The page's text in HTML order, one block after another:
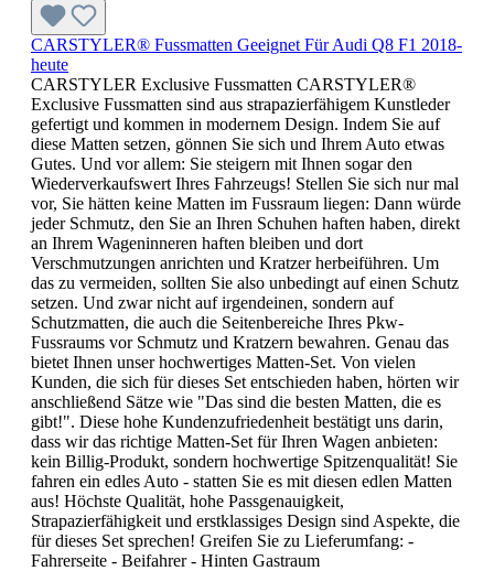
CARSTYLER® Fussmatten Geeignet Für Audi Q8 F1 2018-
heute
CARSTYLER Exclusive Fussmatten CARSTYLER®
Exclusive Fussmatten sind aus strapazierfähigem Kunstleder
gefertigt und kommen in modernem Design. Indem Sie auf
diese Matten setzen, gönnen Sie sich und Ihrem Auto etwas
Gutes. Und vor allem: Sie steigern mit Ihnen sogar den
Wiederverkaufswert Ihres Fahrzeugs! Stellen Sie sich nur mal
vor, Sie hätten keine Matten im Fussraum liegen: Dann würde
jeder Schmutz, den Sie an Ihren Schuhen haften haben, direkt
an Ihrem Wageninneren haften bleiben und dort
Verschmutzungen anrichten und Kratzer herbeiführen. Um
das zu vermeiden, sollten Sie also unbedingt auf einen Schutz
setzen. Und zwar nicht auf irgendeinen, sondern auf
Schutzmatten, die auch die Seitenbereiche Ihres Pkw-
Fussraums vor Schmutz und Kratzern bewahren. Genau das
bietet Ihnen unser hochwertiges Matten-Set. Von vielen
Kunden, die sich für dieses Set entschieden haben, hörten wir
anschließend Sätze wie "Das sind die besten Matten, die es
gibt!". Diese hohe Kundenzufriedenheit bestätigt uns darin,
dass wir das richtige Matten-Set für Ihren Wagen anbieten:
kein Billig-Produkt, sondern hochwertige Spitzenqualität! Sie
fahren ein edles Auto - statten Sie es mit diesen edlen Matten
aus! Höchste Qualität, hohe Passgenauigkeit,
Strapazierfähigkeit und erstklassiges Design sind Aspekte, die
für dieses Set sprechen! Greifen Sie zu Lieferumfang: -
Fahrerseite - Beifahrer - Hinten Gastraum